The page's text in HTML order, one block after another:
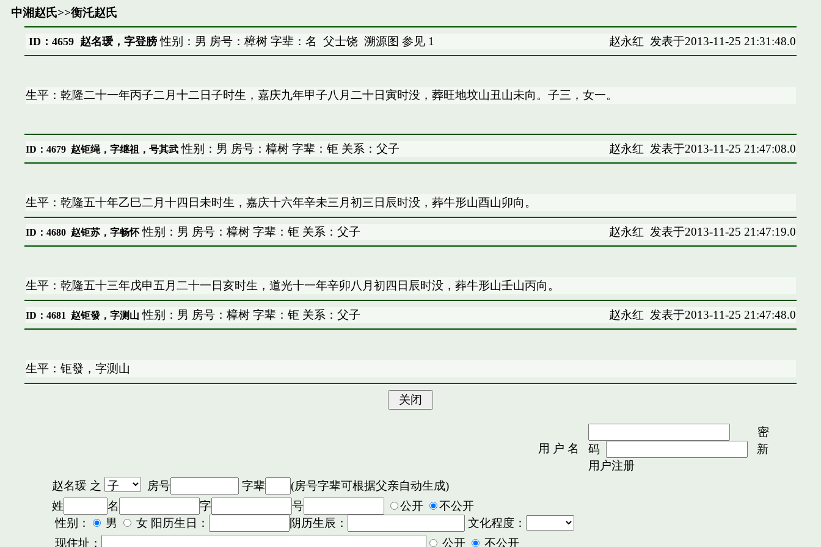
中湘赵氏>>衡汑赵氏
ID：4659 赵名瑗，字登膀性别：男 房号：樟树 字辈：名 父士饶 溯源图 参见 1 赵永红 发表于2013-11-25 21:31:48.0
生平：乾隆二十一年丙子二月十二日子时生，嘉庆九年甲子八月二十日寅时没，葬旺地坟山丑山未向。子三，女一。
ID：4679 赵钜绳，字继祖，号其武性别：男 房号：樟树 字辈：钜 关系：父子 赵永红 发表于2013-11-25 21:47:08.0
生平：乾隆五十年乙巳二月十四日未时生，嘉庆十六年辛未三月初三日辰时没，葬牛形山酉山卯向。
ID：4680 赵钜苏，字畅怀性别：男 房号：樟树 字辈：钜 关系：父子 赵永红 发表于2013-11-25 21:47:19.0
生平：乾隆五十三年戊申五月二十一日亥时生，道光十一年辛卯八月初四日辰时没，葬牛形山壬山丙向。
ID：4681 赵钜發，字测山 性别：男 房号：樟树 字辈：钜 关系：父子 赵永红 发表于2013-11-25 21:47:48.0
生平：钜發，字测山
用 户 名
密
码
新
用户注册
赵名瑗之 房号 字辈
(房号字辈可根据父亲自动生成)
姓
名 字 号 公开
不公开
性别：
男 女 阳历生日： 阴历生辰：
文化程度：
现住址：
公开 不公开